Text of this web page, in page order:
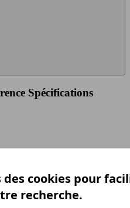
Spécifications
des cookies pour
recherche.